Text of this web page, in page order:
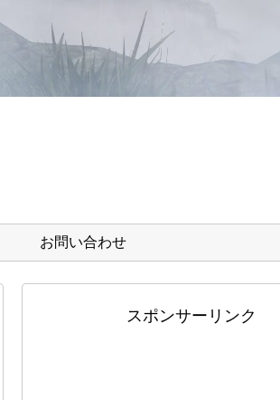
お問い合わせ
スポンサーリンク